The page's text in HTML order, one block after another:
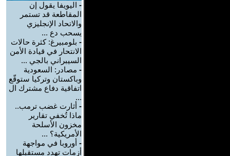
- اليويفا يقول إن
المقاطعة قد تستمر
والاتحاد الإنجليزي
يسحب دع ...
- بلومبيرغ: كثرة حالات
الانتحار في قيادة الأمن
السيبراني بالجي ...
- مصادر: السعودية
وباكستان وتركيا ستوقّع
اتفاقية دفاع مشترك ال
...
- أثارت غضب ترمب..
ماذا تُخفي تقارير
مخزون الأسلحة
الأمريكية؟ ...
- أوروبا في مواجهة
أزمات تهدد مستقبلها